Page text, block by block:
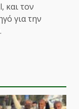
και τον
για την